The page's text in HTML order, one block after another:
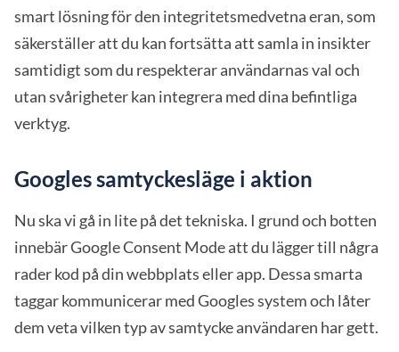
smart lösning för den integritetsmedvetna eran, som
säkerställer att du kan fortsätta att samla in insikter
samtidigt som du respekterar användarnas val och
utan svårigheter kan integrera med dina befintliga
verktyg.
Googles samtyckesläge i aktion
Nu ska vi gå in lite på det tekniska. I grund och botten
innebär Google Consent Mode att du lägger till några
rader kod på din webbplats eller app. Dessa smarta
taggar kommunicerar med Googles system och låter
dem veta vilken typ av samtycke användaren har gett.